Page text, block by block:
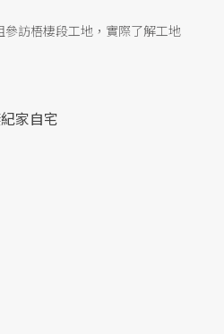
參訪梧棲段工地，實際了解工地
家自宅